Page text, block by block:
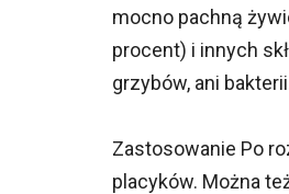
mocno pachną
procent) i innych
grzybów, ani
Zastosowanie Po
placyków. Można